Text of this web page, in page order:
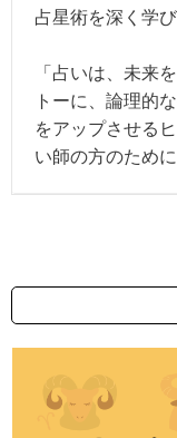
占星術を深く学び
「占いは、未来
トーに、論理的
をアップさせる
い師の方のため